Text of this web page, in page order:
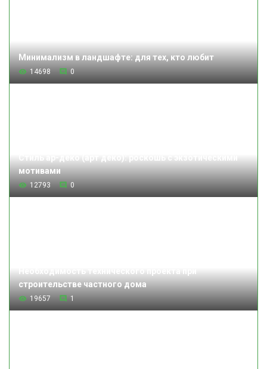
Минимализм в ландшафте: для тех, кто любит
14698 0
мотивами
12793 0
строительстве частного дома
19657 1